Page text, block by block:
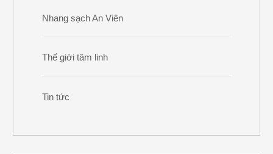
Nhang sạch An Viên
Thế giới tâm linh
Tin tức